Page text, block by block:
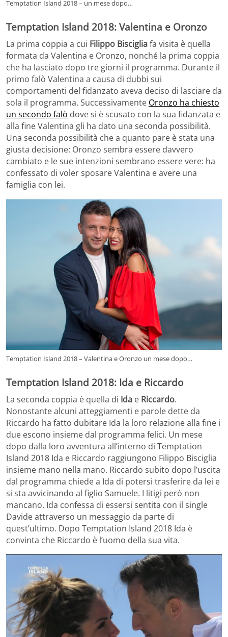
Temptation Island 2018 – un mese dopo…
Temptation Island 2018: Valentina e Oronzo
La prima coppia a cui Filippo Biscigliafa visita è quella
formata da Valentina e Oronzo, nonché la prima coppia
che ha lasciato dopo tre giorni il programma. Durante il
primo falò Valentina a causa di dubbi sui
comportamenti del fidanzato aveva deciso di lasciare da
sola il programma. Successivamente Oronzo ha chiesto
un secondo falò dove si è scusato con la sua fidanzata e
alla fine Valentina gli ha dato una seconda possibilità.
Una seconda possibilità che a quanto pare è stata una
giusta decisione: Oronzo sembra essere davvero
cambiato e le sue intenzioni sembrano essere vere: ha
confessato di voler sposare Valentina e avere una
famiglia con lei.
Temptation Island 2018 – Valentina e Oronzo un mese dopo…
Temptation Island 2018: Ida e Riccardo
La seconda coppia è quella di Ida e Riccardo.
Nonostante alcuni atteggiamenti e parole dette da
Riccardo ha fatto dubitare Ida la loro relazione alla fine i
due escono insieme dal programma felici. Un mese
dopo dalla loro avventura all’interno di Temptation
Island 2018 Ida e Riccardo raggiungono Filippo Bisciglia
insieme mano nella mano. Riccardo subito dopo l’uscita
dal programma chiede a Ida di potersi trasferire da lei e
si sta avvicinando al figlio Samuele. I litigi però non
mancano. Ida confessa di essersi sentita con il single
Davide attraverso un messaggio da parte di
quest’ultimo. Dopo Temptation Island 2018 Ida è
convinta che Riccardo è l’uomo della sua vita.